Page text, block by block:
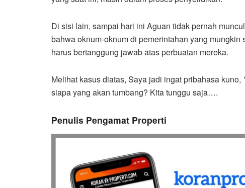
Di sisi lain, sampai hari ini Aguan tidak pernah
bahwa oknum-oknum di pemerintahan yang mungkin
harus bertanggung jawab atas perbuatan mereka.
Melihat kasus diatas, Saya jadi ingat pribahasa kuno, ‘
siapa yang akan tumbang? Kita tunggu saja….
Penulis Pengamat Properti